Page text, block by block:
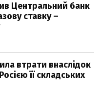
Центральний банк
ставку –
втрати внаслідок
її складських